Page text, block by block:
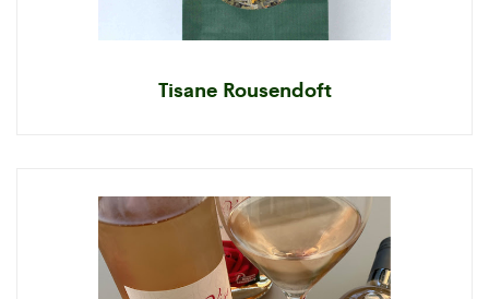
Tisane Rousendoft